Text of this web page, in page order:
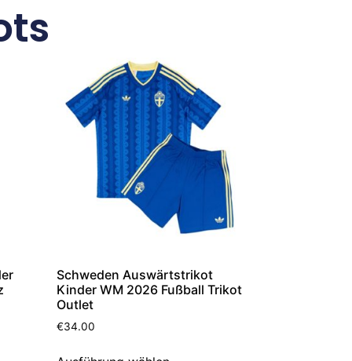
Schweden Auswärtstrikot
Kinder WM 2026 Fußball Trikot
Outlet
€34.00